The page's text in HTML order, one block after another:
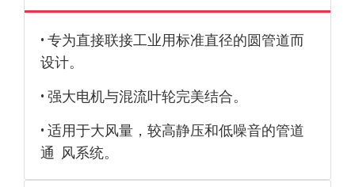
• 专为直接联接工业用标准直径的圆管道而
设计。
• 强大电机与混流叶轮完美结合。
• 适用于大风量，较高静压和低噪音的管道
通 风系统。